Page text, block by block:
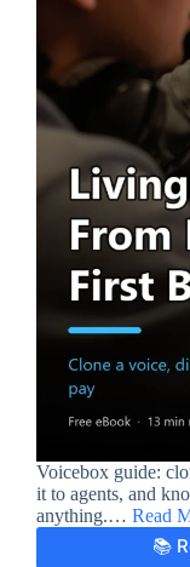
Voicebox guide:
it to agents, and
anything.… Read
📚